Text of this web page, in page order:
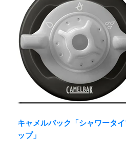
キャメルバック「シャワータ
ップ」